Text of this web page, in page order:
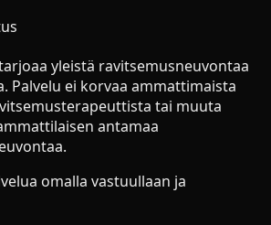
yleistä ravitsemusneuvontaa
Palvelu ei korvaa ammattimaista
tai muuta
antamaa
omalla vastuullaan ja